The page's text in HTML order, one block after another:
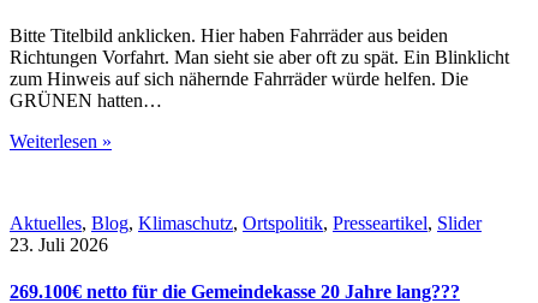
Bitte Titelbild anklicken. Hier haben Fahrräder aus beiden
Richtungen Vorfahrt. Man sieht sie aber oft zu spät. Ein Blinklicht
zum Hinweis auf sich nähernde Fahrräder würde helfen. Die
GRÜNEN hatten…
Weiterlesen »
Aktuelles, Blog, Klimaschutz, Ortspolitik, Presseartikel, Slider
23. Juli 2026
269.100€ netto für die Gemeindekasse 20 Jahre lang???